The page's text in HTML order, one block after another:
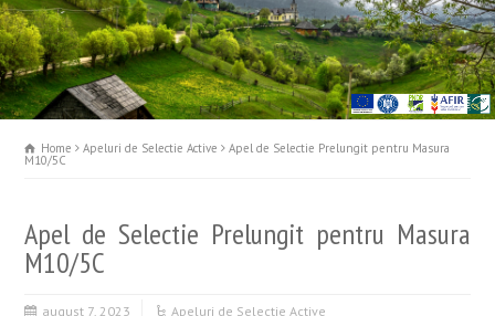
Home Apeluri de Selectie Active Apel de Selectie Prelungit pentru Masura
M10/5C
Apel de Selectie Prelungit pentru Masura
M10/5C
august 7, 2023 Apeluri de Selectie Active